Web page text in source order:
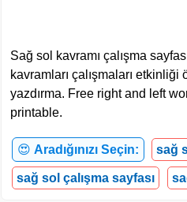
Sağ sol kavramı çalışma
kavramları çalışmaları etkinliği
yazdırma. Free right and left
printable.
😍 Aradığınızı Seçin: sağ
sağ sol çalışma sayfası